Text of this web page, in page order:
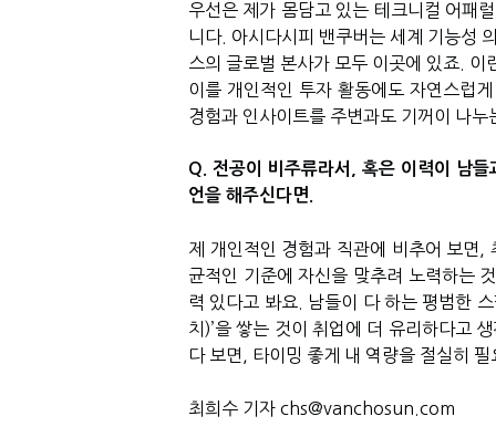
우선은 제가 몸담고 있는 테크니컬 어패
니다. 아시다시피 밴쿠버는 세계 기능성
스의 글로벌 본사가 모두 이곳에 있죠.
이를 개인적인 투자 활동에도 자연스럽
경험과 인사이트를 주변과도 기꺼이 나
Q. 전공이 비주류라서, 혹은 이력이 남
언을 해주신다면.
제 개인적인 경험과 직관에 비추어 보면,
균적인 기준에 자신을 맞추려 노력하는
력 있다고 봐요. 남들이 다 하는 평범한
치)’을 쌓는 것이 취업에 더 유리하다고
다 보면, 타이밍 좋게 내 역량을 절실히
최희수 기자 chs@vanchosun.com